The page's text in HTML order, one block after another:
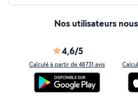
Nos utilisateurs
4,6/5
Calculé à partir de 48731 avis